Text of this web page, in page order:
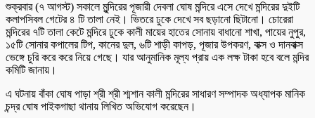
শুক্রবার (৭ আগস্ট) সকালে মুন্দিরের পূজারী দেবলা ঘোষ মন্দিরে এসে দেখে মন্দিরের দুইটি
কলাপসিবল গেটের ৪ টি তালা নেই। ভিতরে ঢুকে দেখে সব ছড়ানো ছিটানো। চোরেরা
মন্দিরের ৭টি তালা কেটে মন্দিরে ঢুকে কালী মায়ের হাতের সোনায় বাধানো শাখা, পায়ের নুপুর,
১৫টি সোনার কপালের টিপ, কানের দুল, ৬টি শাড়ী কাপড়, পূজার উপকরণ, বাক্স ও দানবাক্স
ভেঙ্গে চুরি করে করে নিয়ে গেছে। যার আনুমানিক মূল্য প্রায় এক লক্ষ টাকা হবে বলে মন্দির
কমিটি জানায়।
এ ঘটনায় বাঁকা ঘোষ পাড়া শ্রী শ্রী শ্মশান কালী মন্দিরের সাধারণ সম্পাদক অধ্যাপক মানিক
চন্দ্র ঘোষ পাইকগাছা থানায় লিখিত অভিযোগ করেছেন।